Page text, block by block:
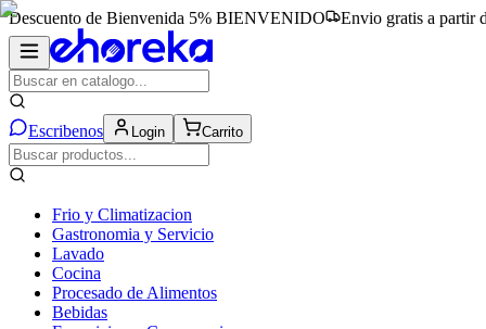
Descuento de Bienvenida 5% BIENVENIDO Envio gratis a partir
Escribenos Login Carrito
Frio y Climatizacion
Gastronomia y Servicio
Lavado
Cocina
Procesado de Alimentos
Bebidas